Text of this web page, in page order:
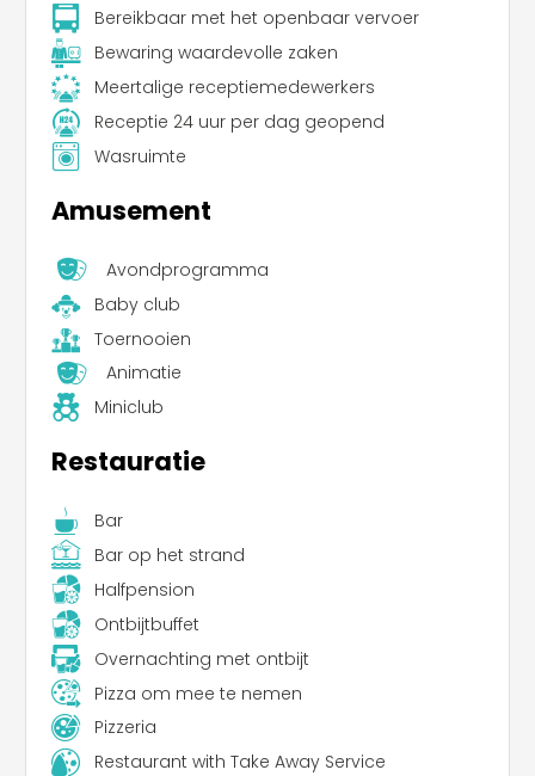
Bereikbaar met het openbaar vervoer
Bewaring waardevolle zaken
Meertalige receptiemedewerkers
Receptie 24 uur per dag geopend
Wasruimte
Amusement
Avondprogramma
Baby club
Toernooien
Animatie
Miniclub
Restauratie
Bar
Bar op het strand
Halfpension
Ontbijtbuffet
Overnachting met ontbijt
Pizza om mee te nemen
Pizzeria
Restaurant with Take Away Service